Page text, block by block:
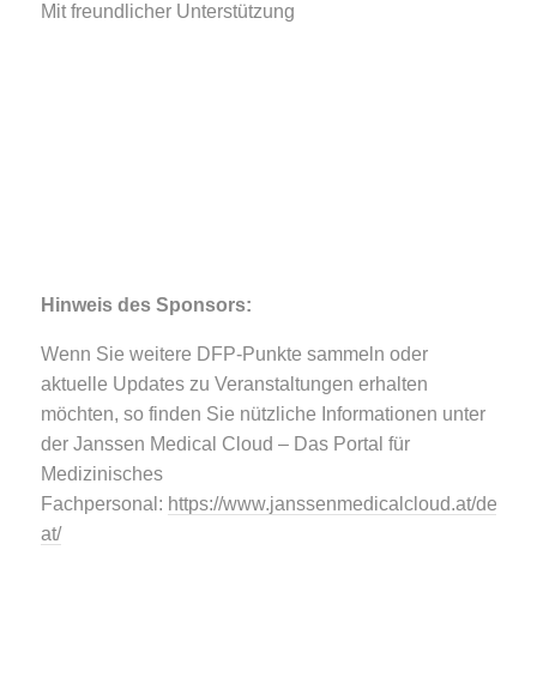
Mit freundlicher Unterstützung
Hinweis des Sponsors:
Wenn Sie weitere DFP-Punkte sammeln oder
aktuelle Updates zu Veranstaltungen erhalten
möchten, so finden Sie nützliche Informationen unter
der Janssen Medical Cloud – Das Portal für
Medizinisches
Fachpersonal: https://www.janssenmedicalcloud.at/de-
at/